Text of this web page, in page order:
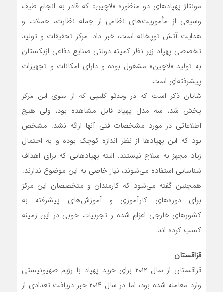
مونتاژ پهپادهای دو منظوره «لاچین» که قادر به انجام طیف
وسیعی از مأموریت‌های نظامی از جمله نظارت، حملات و
هدایت آتش توپخانه است، خبر داد. مرکز تحقیقات و تولید
تخصصی پهپاد زیر نظر کمیته دولتی صنایع دفاعی ازبکستان
به تولید «لاچین» مشغول بوده و دارای امکانات و تجهیزات
پیشرفته‌ای است.
شایان ذکر است که در ویدئو کلیپی که از سوی این مرکز
پخش شد، سه مدل پهپاد قابل مشاهده بود، ولی هیچ
اطلاعاتی در مورد مشخصات فنی آنها ارائه نشد. مشخص
بود که این پهپادها از نظر اندازه کوچک بوده و به احتمال
زیاد مجهز به سلاح نیستند. البته پهپادهایی که برای اهداف
شناسایی استفاده می‌شوند، نیاز خاصی به این موضوع ندارند.
همچنین گفته می‌شود که کارمندان و متخصصان این مرکز
برای دوره‌های کارآموزی و آموزش‌های پیشرفته به
کشورهای خارجی اعزام شده و تجربیات خوبی در این زمینه
کسب کرده اند.
قزاقستان
قزاقستان از سال ۲۰۱۲ برای خرید پهپاد با رژیم صهیونیستی
وارد معامله شده بود، اما در سال ۲۰۱۴ خبر دریافت تعدادی از